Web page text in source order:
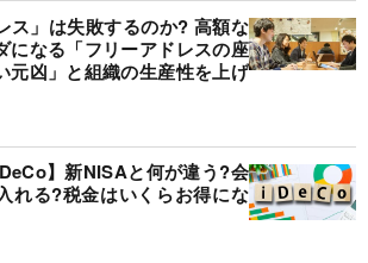
ス」は失敗するのか? 高額な
になる「フリーアドレスの座
元凶」と組織の生産性を上げ
】新NISAと何が違う?会
れる?税金はいくらお得にな